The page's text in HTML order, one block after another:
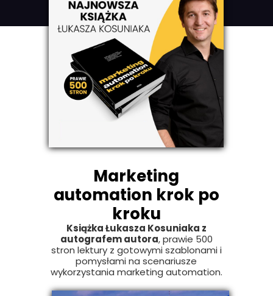
Marketing
automation krok po
kroku
Książka Łukasza Kosuniaka z
autografem autora, prawie 500
stron lektury z gotowymi szablonami i
pomysłami na scenariusze
wykorzystania marketing automation.